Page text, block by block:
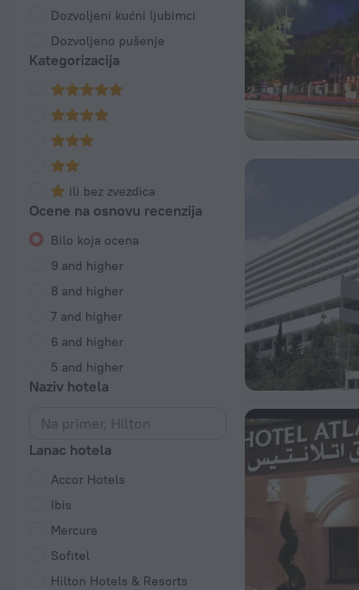
Dozvoljeni kućni ljubimci
Dozvoljeno pušenje
Kategorizacija
ili bez zvezdica
Ocene na osnovu recenzija
Bilo koja ocena
9 and higher
8 and higher
7 and higher
6 and higher
5 and higher
Naziv hotela
Lanac hotela
Accor Hotels
Ibis
Mercure
Sofitel
Hilton Hotels & Resorts